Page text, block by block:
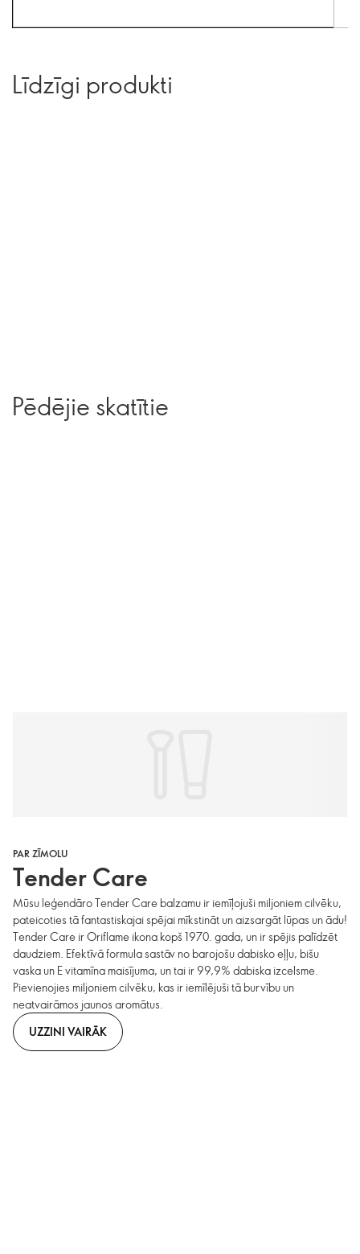
Līdzīgi produkti
Pēdējie skatītie
PAR ZĪMOLU
Tender Care
Mūsu leģendāro Tender Care balzamu ir iemīļojuši miljoniem cilvēku,
pateicoties tā fantastiskajai spējai mīkstināt un aizsargāt lūpas un ādu!
Tender Care ir Oriflame ikona kopš 1970. gada, un ir spējis palīdzēt
daudziem. Efektīvā formula sastāv no barojošu dabisko eļļu, bišu
vaska un E vitamīna maisījuma, un tai ir 99,9% dabiska izcelsme.
Pievienojies miljoniem cilvēku, kas ir iemīlējuši tā burvību un
neatvairāmos jaunos aromātus.
UZZINI VAIRĀK